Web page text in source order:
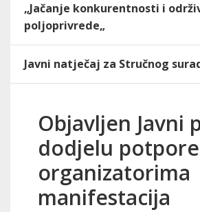
„Jačanje konkurentnosti i
poljoprivrede„
Javni natječaj za Stručnog
Objavljen Javni
dodjelu potpore
organizatorima
manifestacija